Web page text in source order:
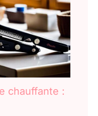
chauffante :